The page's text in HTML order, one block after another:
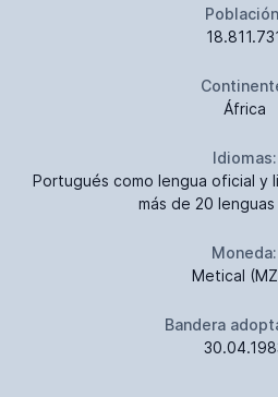
África
Idiomas:
Portugués como lengua oficial y
más de 20
Moneda:
Metical
Bandera